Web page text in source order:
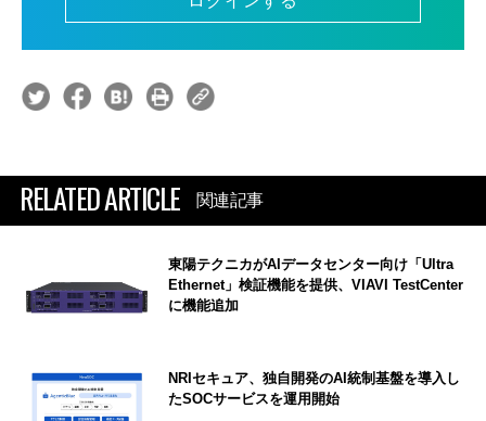
RELATED ARTICLE 関連記事
東陽テクニカがAIデータセンター向け「Ultra
Ethernet」検証機能を提供、VIAVI TestCenter
に機能追加
NRIセキュア、独自開発のAI統制基盤を導入し
たSOCサービスを運用開始